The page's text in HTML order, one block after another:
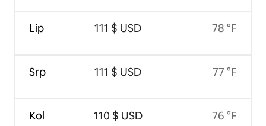
Lip
Srp
Kol
111 $ USD
111 $ USD
110 $ USD
78 °F
77 °F
76 °F